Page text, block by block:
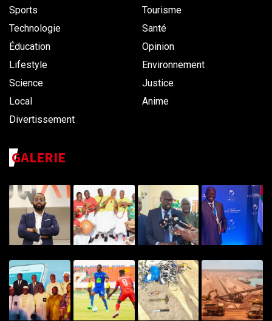
Sports
Tourisme
Technologie
Santé
Éducation
Opinion
Lifestyle
Environnement
Science
Justice
Local
Anime
Divertissement
GALERIE